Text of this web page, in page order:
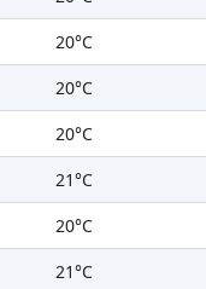
20°C
20°C
20°C
21°C
20°C
21°C